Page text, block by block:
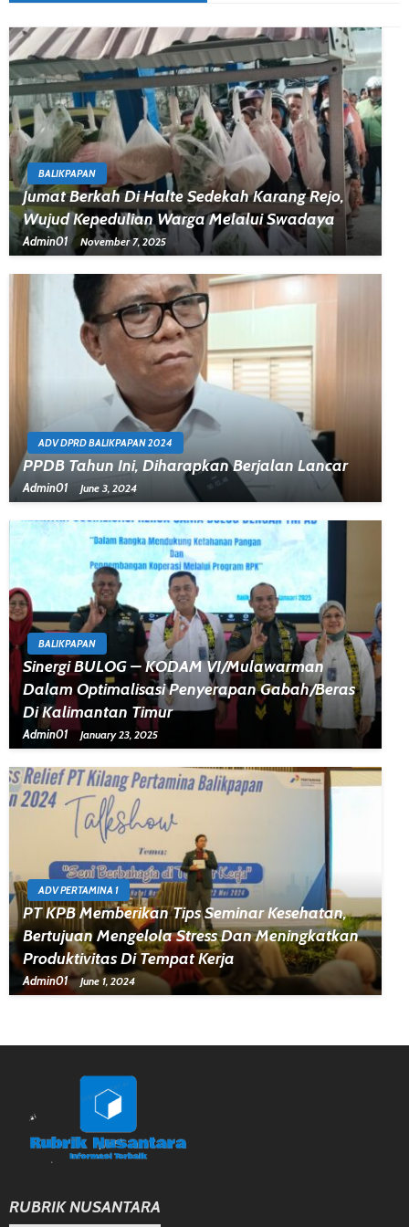
BALIKPAPAN
Jumat Berkah Di Halte Sedekah Karang Rejo,
Wujud Kepedulian Warga Melalui Swadaya
Admin01 November 7, 2025
ADV DPRD BALIKPAPAN 2024
PPDB Tahun Ini, Diharapkan Berjalan Lancar
Admin01 June 3, 2024
BALIKPAPAN
Sinergi BULOG – KODAM VI/Mulawarman
Dalam Optimalisasi Penyerapan Gabah/Beras
Di Kalimantan Timur
Admin01 January 23, 2025
ADV PERTAMINA 1
PT KPB Memberikan Tips Seminar Kesehatan,
Bertujuan Mengelola Stress Dan Meningkatkan
Produktivitas Di Tempat Kerja
Admin01 June 1, 2024
RUBRIK NUSANTARA